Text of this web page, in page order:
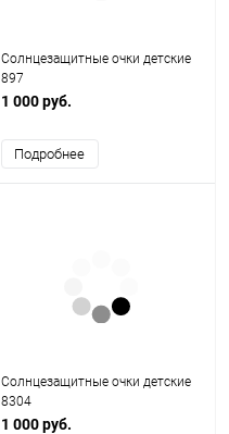
Солнцезащитные очки детские
897
1 000 руб.
Подробнее
Солнцезащитные очки детские
8304
1 000 руб.